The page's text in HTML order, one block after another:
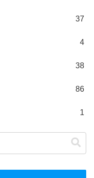
37
4
38
86
1